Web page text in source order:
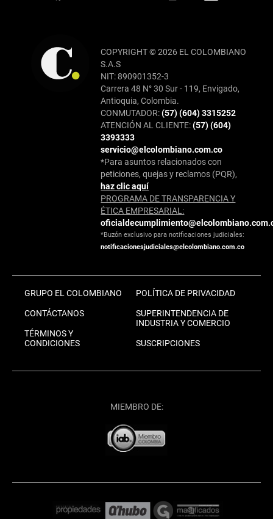
COPYRIGHT © 2026 EL COLOMBIANO
S.A.S
NIT: 890901352-3
Carrera 48 N° 30 Sur - 119, Envigado,
Antioquia, Colombia.
CONMUTADOR:(57) (604) 3315252
ATENCIÓN AL CLIENTE:(57) (604)
3393333
servicio@elcolombiano.com.co
*Para asuntos relacionados con
peticiones, quejas y reclamos (PQR),
haz clic aquí
PROGRAMA DE TRANSPARENCIA Y
ÉTICA EMPRESARIAL:
*Buzón exclusivo para notificaciones judiciales:
notificacionesjudiciales@elcolombiano.com.co
GRUPO EL COLOMBIANO
CONTÁCTANOS
TÉRMINOS Y
CONDICIONES
POLÍTICA DE PRIVACIDAD
SUPERINTENDENCIA DE
INDUSTRIA Y COMERCIO
SUSCRIPCIONES
MIEMBRO DE: